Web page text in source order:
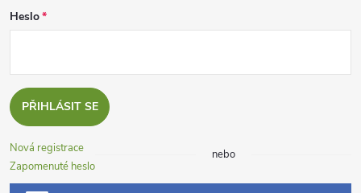
Heslo
PŘIHLÁSIT SE
Nová registrace
Zapomenuté heslo
nebo